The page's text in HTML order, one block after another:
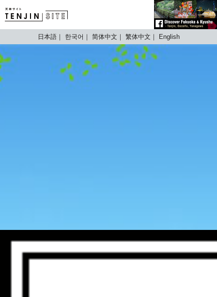
TENJIN SITE
日本語 한국어 简体中文 繁体中文 English